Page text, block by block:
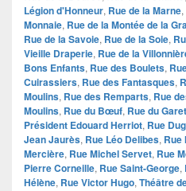
Légion d'Honneur, Rue de la Marne,
Monnaie, Rue de la Montée de la
Rue de la Savoie, Rue de la Soie,
Vieille Draperie, Rue de la
Bons Enfants, Rue des Boulets,
Cuirassiers, Rue des Fantasques,
Moulins, Rue des Remparts, Rue
Moulins, Rue du Bœuf, Rue du Garet
Président Edouard Herriot, Rue
Jean Jaurès, Rue Léo Delibes, Rue
Mercière, Rue Michel Servet, Rue
Pierre Corneille, Rue Saint-George,
Hélène, Rue Victor Hugo, Théâtre